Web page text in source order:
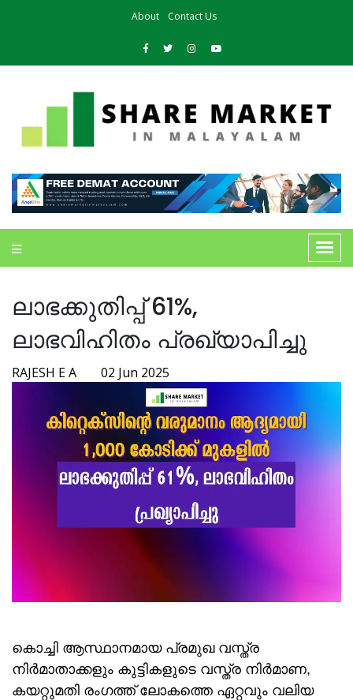
About Contact Us
ലാഭക്കുതിപ്പ് 61%,
ലാഭവിഹിതം പ്രഖ്യാപിച്ചു
RAJESH E A 02 Jun 2025
കൊച്ചി ആസ്ഥാനമായ പ്രമുഖ വസ്ത്ര
നിർമാതാക്കളും കുട്ടികളുടെ വസ്ത്ര നിർമാണ,
കയറ്റുമതി രംഗത്ത് ലോകത്തെ ഏറ്റവും വലിയ